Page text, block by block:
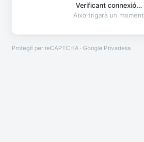
Verificant connexió...
Això trigarà un moment
Protegit per reCAPTCHA · Google Privadesa